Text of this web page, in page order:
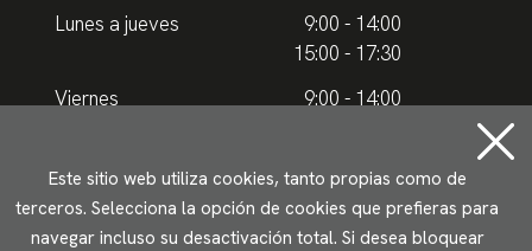
Lunes a jueves
9:00 - 14:00
15:00 - 17:30
Viernes
9:00 - 14:00
Horario de verano
Lunes a jueves
9.00 - 15.00
Este sitio web utiliza cookies, tanto propias como de
terceros. Selecciona la opción de cookies que prefieras para
navegar incluso su desactivación total. Si desea bloquear